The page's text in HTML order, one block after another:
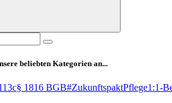
beliebten Kategorien an...
§ 1816 BGB#ZukunftspaktPflege1:1-